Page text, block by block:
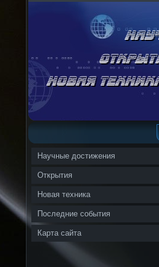
Научные достижения
Открытия
Новая техника
Последние события
Карта сайта